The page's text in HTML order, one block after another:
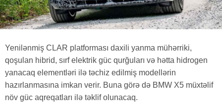
Yenilənmiş CLAR platforması daxili yanma mühərriki,
qoşulan hibrid, sırf elektrik güc qurğuları və hətta hidrogen
yanacaq elementləri ilə təchiz edilmiş modellərin
hazırlanmasına imkan verir. Buna görə də BMW X5 müxtəlif
növ güc aqreqatları ilə təklif olunacaq.